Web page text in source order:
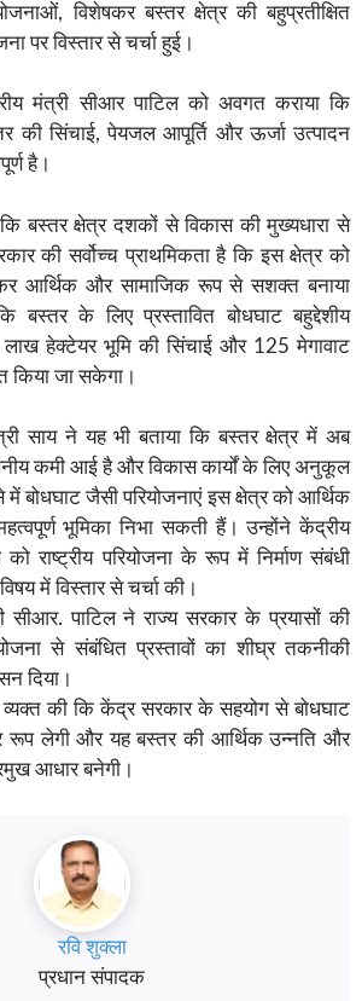
विशेषकर बस्तर क्षेत्र की बहुप्रतीक्षित
पर विस्तार से चर्चा हुई।
मंत्री सीआर पाटिल को अवगत कराया कि
की सिंचाई, पेयजल आपूर्ति और ऊर्जा उत्पादन
है।
बस्तर क्षेत्र दशकों से विकास की मुख्यधारा से
की सर्वोच्च प्राथमिकता है कि इस क्षेत्र को
आर्थिक और सामाजिक रूप से सशक्त बनाया
बस्तर के लिए प्रस्तावित बोधघाट बहुद्देशीय
हेक्टेयर भूमि की सिंचाई और 125 मेगावाट
किया जा सकेगा।
साय ने यह भी बताया कि बस्तर क्षेत्र में अब
कमी आई है और विकास कार्यों के लिए अनुकूल
में बोधघाट जैसी परियोजनाएं इस क्षेत्र को आर्थिक
भूमिका निभा सकती हैं। उन्होंने केंद्रीय
राष्ट्रीय परियोजना के रूप में निर्माण संबंधी
में विस्तार से चर्चा की।
सीआर. पाटिल ने राज्य सरकार के प्रयासों की
से संबंधित प्रस्तावों का शीघ्र तकनीकी
दिया।
की कि केंद्र सरकार के सहयोग से बोधघाट
रूप लेगी और यह बस्तर की आर्थिक उन्नति और
आधार बनेगी।
रवि शुक्ला
प्रधान संपादक